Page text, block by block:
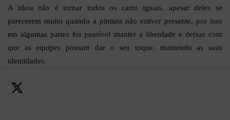
A ideia não é tornar todos os carro iguais, apesar deles se
parecerem muito quando a pintura não estiver presente, por isso
em algumas partes foi possível manter a liberdade e deixar com
que as equipes possam dar o seu toque, mantendo as suas
identidades.